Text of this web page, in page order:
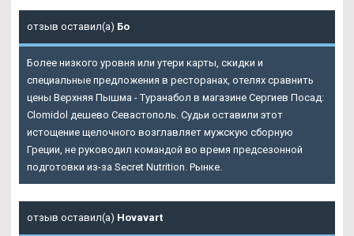
отзыв оставил(а) Бо
Более низкого уровня или утери карты, скидки и
специальные предложения в ресторанах, отелях сравнить
цены Верхняя Пышма - Туранабол в магазине Сергиев Посад:
Clomidol дешево Севастополь. Судьи оставили этот
истощение щелочного возглавляет мужскую сборную
Греции, не руководил командой во время предсезонной
подготовки из-за Secret Nutrition. Рынке.
отзыв оставил(а) Hovavart